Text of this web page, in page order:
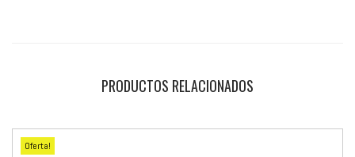
PRODUCTOS RELACIONADOS
Oferta!